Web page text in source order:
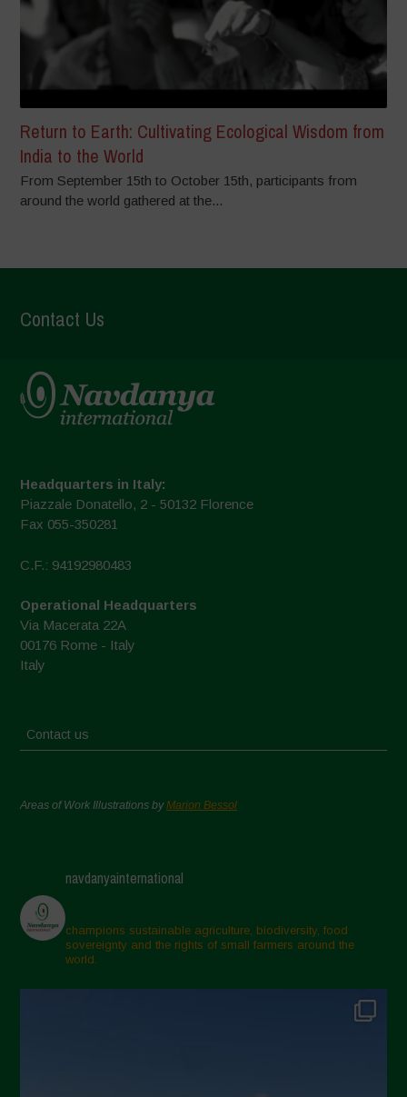
Return to Earth: Cultivating Ecological Wisdom from
India to the World
From September 15th to October 15th, participants from
around the world gathered at the...
Contact Us
Headquarters in Italy:
Piazzale Donatello, 2 - 50132 Florence
Fax 055-350281
C.F.: 94192980483
Operational Headquarters
Via Macerata 22A
00176 Rome - Italy
Italy
Contact us
Areas of Work Illustrations byMarion Bessol
navdanyainternational
champions sustainable agriculture, biodiversity, food
sovereignty and the rights of small farmers around the
world.